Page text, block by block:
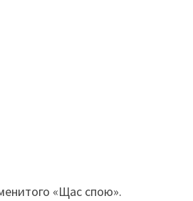
«Щас спою».